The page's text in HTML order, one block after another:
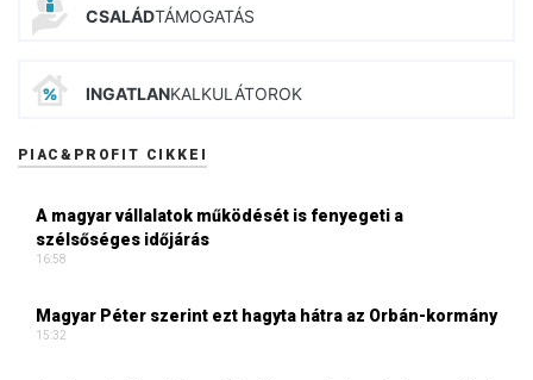
CSALÁDTÁMOGATÁS
INGATLANKALKULÁTOROK
PIAC&PROFIT CIKKEI
A magyar vállalatok működését is fenyegeti a
szélsőséges időjárás
16:58
Magyar Péter szerint ezt hagyta hátra az Orbán-kormány
15:32